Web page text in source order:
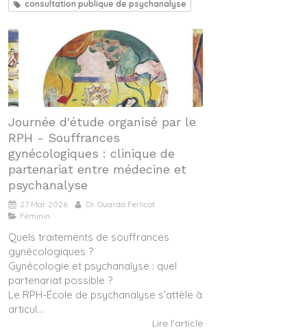
consultation publique de psychanalyse
Journée d'étude organisé par le
RPH - Souffrances
gynécologiques : clinique de
partenariat entre médecine et
psychanalyse
27 Mar 2026
Dr. Ouarda Ferlicot
Féminin
Quels traitements de souffrances
gynécologiques ?
Gynécologie et psychanalyse : quel
partenariat possible ?
Le RPH-École de psychanalyse s’attèle à
articul...
Lire l'article